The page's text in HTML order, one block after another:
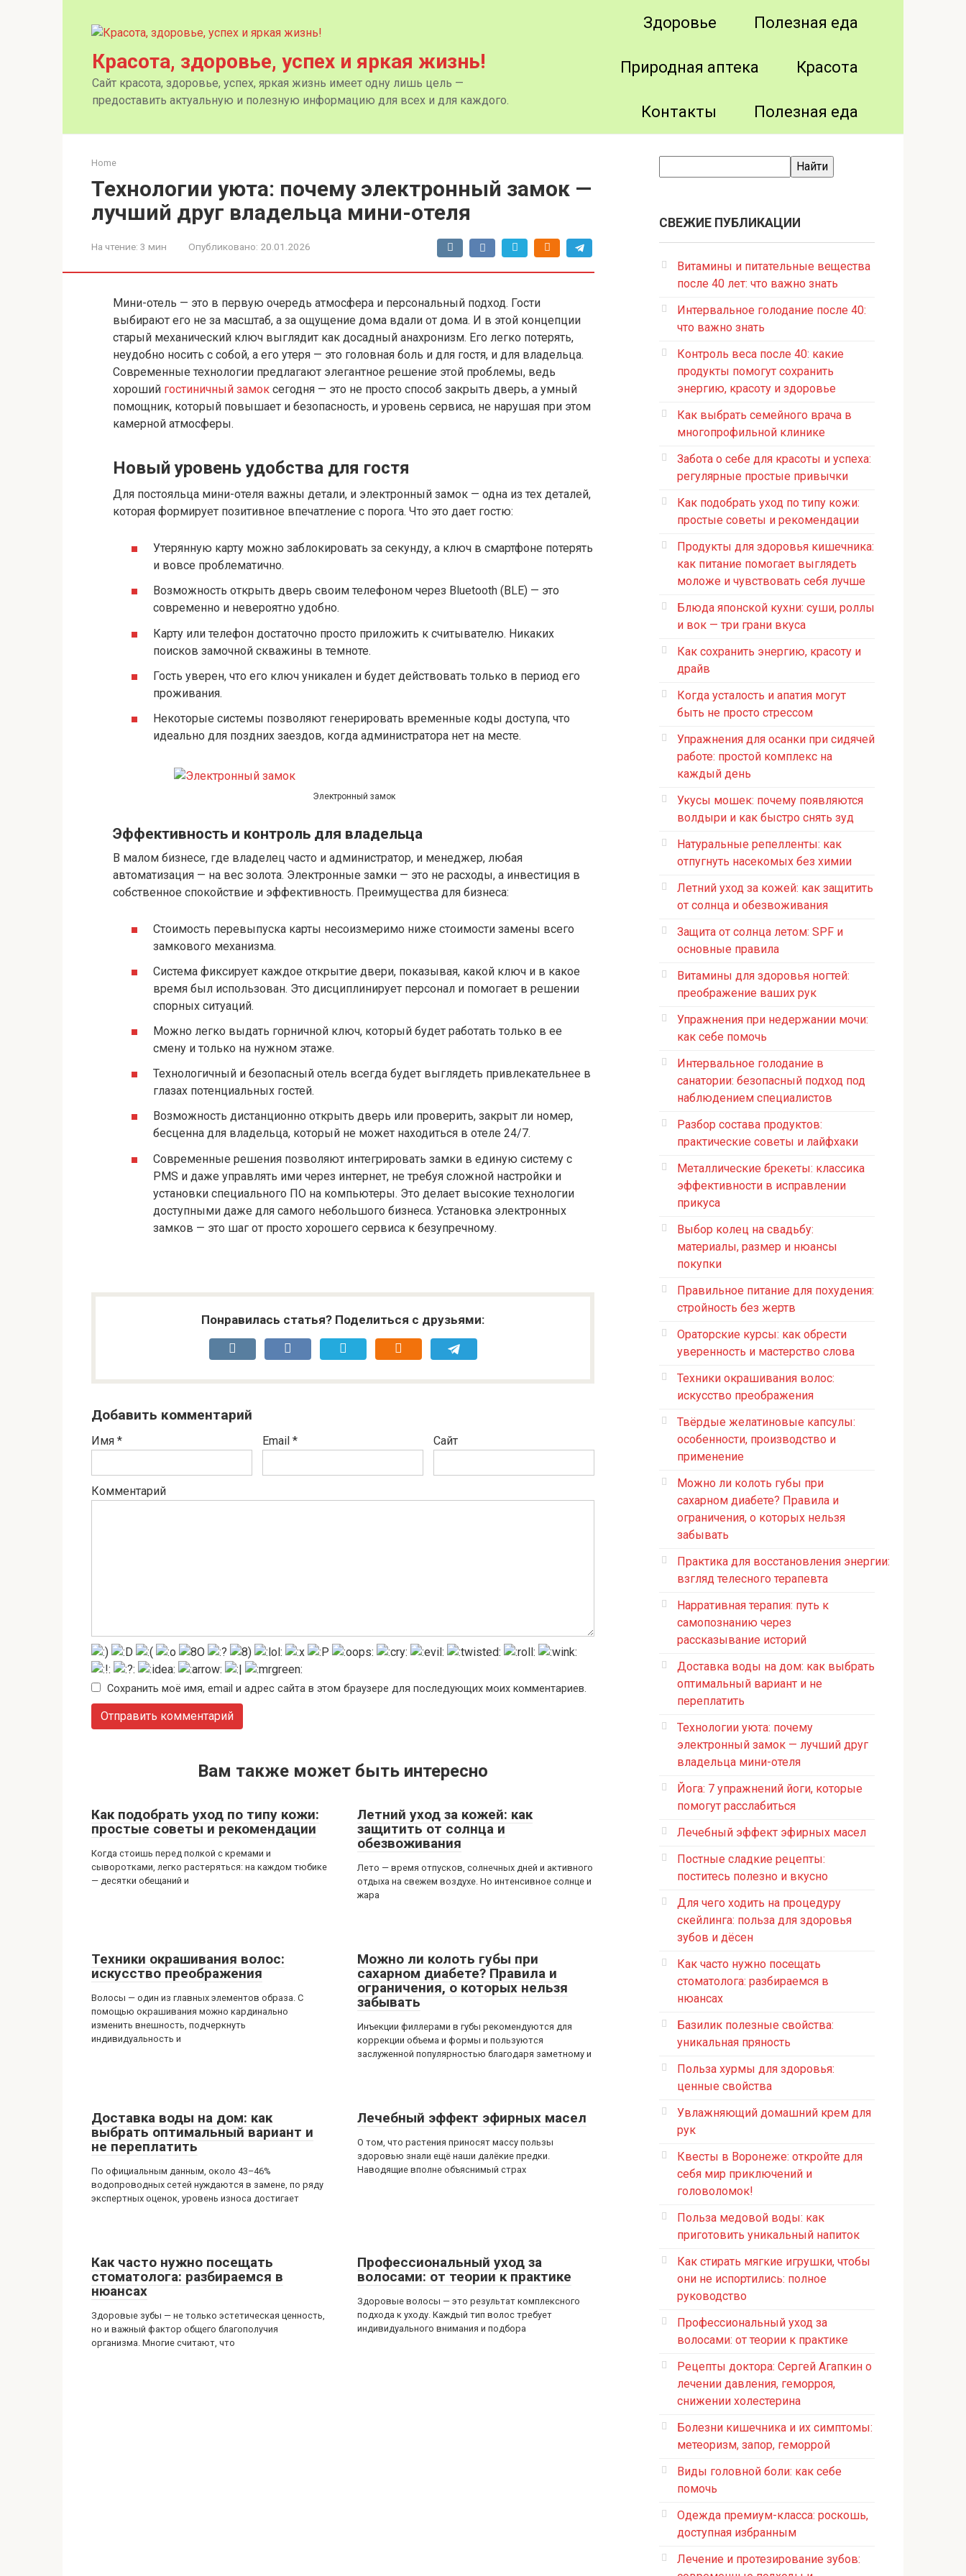
Красота, здоровье, успех и яркая жизнь!
Сайт красота, здоровье, успех, яркая жизнь имеет одну лишь цель —
предоставить актуальную и полезную информацию для всех и для каждого.
Здоровье Полезная еда
Природная аптека Красота
Контакты Полезная еда
Home
Технологии уюта: почему электронный замок —
лучший друг владельца мини-отеля
На чтение: 3 мин Опубликовано: 20.01.2026
Мини-отель — это в первую очередь атмосфера и персональный подход. Гости
выбирают его не за масштаб, а за ощущение дома вдали от дома. И в этой концепции
старый механический ключ выглядит как досадный анахронизм. Его легко потерять,
неудобно носить с собой, а его утеря — это головная боль и для гостя, и для владельца.
Современные технологии предлагают элегантное решение этой проблемы, ведь
хороший гостиничный замок сегодня — это не просто способ закрыть дверь, а умный
помощник, который повышает и безопасность, и уровень сервиса, не нарушая при этом
камерной атмосферы.
Новый уровень удобства для гостя
Для постояльца мини-отеля важны детали, и электронный замок — одна из тех деталей,
которая формирует позитивное впечатление с порога. Что это дает гостю:
Утерянную карту можно заблокировать за секунду, а ключ в смартфоне потерять
и вовсе проблематично.
Возможность открыть дверь своим телефоном через Bluetooth (BLE) — это
современно и невероятно удобно.
Карту или телефон достаточно просто приложить к считывателю. Никаких
поисков замочной скважины в темноте.
Гость уверен, что его ключ уникален и будет действовать только в период его
проживания.
Некоторые системы позволяют генерировать временные коды доступа, что
идеально для поздних заездов, когда администратора нет на месте.
Электронный замок
Эффективность и контроль для владельца
В малом бизнесе, где владелец часто и администратор, и менеджер, любая
автоматизация — на вес золота. Электронные замки — это не расходы, а инвестиция в
собственное спокойствие и эффективность. Преимущества для бизнеса:
Стоимость перевыпуска карты несоизмеримо ниже стоимости замены всего
замкового механизма.
Система фиксирует каждое открытие двери, показывая, какой ключ и в какое
время был использован. Это дисциплинирует персонал и помогает в решении
спорных ситуаций.
Можно легко выдать горничной ключ, который будет работать только в ее
смену и только на нужном этаже.
Технологичный и безопасный отель всегда будет выглядеть привлекательнее в
глазах потенциальных гостей.
Возможность дистанционно открыть дверь или проверить, закрыт ли номер,
бесценна для владельца, который не может находиться в отеле 24/7.
Современные решения позволяют интегрировать замки в единую систему с
PMS и даже управлять ими через интернет, не требуя сложной настройки и
установки специального ПО на компьютеры. Это делает высокие технологии
доступными даже для самого небольшого бизнеса. Установка электронных
замков — это шаг от просто хорошего сервиса к безупречному.
Понравилась статья? Поделиться с друзьями:
Добавить комментарий
Имя * Email * Сайт
Комментарий
Сохранить моё имя, email и адрес сайта в этом браузере для последующих моих комментариев.
Вам также может быть интересно
Как подобрать уход по типу кожи:
простые советы и рекомендации
Когда стоишь перед полкой с кремами и
сыворотками, легко растеряться: на каждом тюбике
— десятки обещаний и
Летний уход за кожей: как
защитить от солнца и
обезвоживания
Лето — время отпусков, солнечных дней и активного
отдыха на свежем воздухе. Но интенсивное солнце и
жара
Техники окрашивания волос:
искусство преображения
Волосы — один из главных элементов образа. С
помощью окрашивания можно кардинально
изменить внешность, подчеркнуть
индивидуальность и
Можно ли колоть губы при
сахарном диабете? Правила и
ограничения, о которых нельзя
забывать
Инъекции филлерами в губы рекомендуются для
коррекции объема и формы и пользуются
заслуженной популярностью благодаря заметному и
Доставка воды на дом: как
выбрать оптимальный вариант и
не переплатить
По официальным данным, около 43–46%
водопроводных сетей нуждаются в замене, по ряду
экспертных оценок, уровень износа достигает
Лечебный эффект эфирных масел
О том, что растения приносят массу пользы
здоровью знали ещё наши далёкие предки.
Наводящие вполне объяснимый страх
Как часто нужно посещать
стоматолога: разбираемся в
нюансах
Здоровые зубы — не только эстетическая ценность,
но и важный фактор общего благополучия
организма. Многие считают, что
Профессиональный уход за
волосами: от теории к практике
Здоровые волосы — это результат комплексного
подхода к уходу. Каждый тип волос требует
индивидуального внимания и подбора
СВЕЖИЕ ПУБЛИКАЦИИ
Витамины и питательные вещества
после 40 лет: что важно знать
Интервальное голодание после 40:
что важно знать
Контроль веса после 40: какие
продукты помогут сохранить
энергию, красоту и здоровье
Как выбрать семейного врача в
многопрофильной клинике
Забота о себе для красоты и успеха:
регулярные простые привычки
Как подобрать уход по типу кожи:
простые советы и рекомендации
Продукты для здоровья кишечника:
как питание помогает выглядеть
моложе и чувствовать себя лучше
Блюда японской кухни: суши, роллы
и вок — три грани вкуса
Как сохранить энергию, красоту и
драйв
Когда усталость и апатия могут
быть не просто стрессом
Упражнения для осанки при сидячей
работе: простой комплекс на
каждый день
Укусы мошек: почему появляются
волдыри и как быстро снять зуд
Натуральные репелленты: как
отпугнуть насекомых без химии
Летний уход за кожей: как защитить
от солнца и обезвоживания
Защита от солнца летом: SPF и
основные правила
Витамины для здоровья ногтей:
преображение ваших рук
Упражнения при недержании мочи:
как себе помочь
Интервальное голодание в
санатории: безопасный подход под
наблюдением специалистов
Разбор состава продуктов:
практические советы и лайфхаки
Металлические брекеты: классика
эффективности в исправлении
прикуса
Выбор колец на свадьбу:
материалы, размер и нюансы
покупки
Правильное питание для похудения:
стройность без жертв
Ораторские курсы: как обрести
уверенность и мастерство слова
Техники окрашивания волос:
искусство преображения
Твёрдые желатиновые капсулы:
особенности, производство и
применение
Можно ли колоть губы при
сахарном диабете? Правила и
ограничения, о которых нельзя
забывать
Практика для восстановления энергии:
взгляд телесного терапевта
Нарративная терапия: путь к
самопознанию через
рассказывание историй
Доставка воды на дом: как выбрать
оптимальный вариант и не
переплатить
Технологии уюта: почему
электронный замок — лучший друг
владельца мини-отеля
Йога: 7 упражнений йоги, которые
помогут расслабиться
Лечебный эффект эфирных масел
Постные сладкие рецепты:
поститесь полезно и вкусно
Для чего ходить на процедуру
скейлинга: польза для здоровья
зубов и дёсен
Как часто нужно посещать
стоматолога: разбираемся в
нюансах
Базилик полезные свойства:
уникальная пряность
Польза хурмы для здоровья:
ценные свойства
Увлажняющий домашний крем для
рук
Квесты в Воронеже: откройте для
себя мир приключений и
головоломок!
Польза медовой воды: как
приготовить уникальный напиток
Как стирать мягкие игрушки, чтобы
они не испортились: полное
руководство
Профессиональный уход за
волосами: от теории к практике
Рецепты доктора: Сергей Агапкин о
лечении давления, геморроя,
снижении холестерина
Болезни кишечника и их симптомы:
метеоризм, запор, геморрой
Виды головной боли: как себе
помочь
Одежда премиум-класса: роскошь,
доступная избранным
Лечение и протезирование зубов: